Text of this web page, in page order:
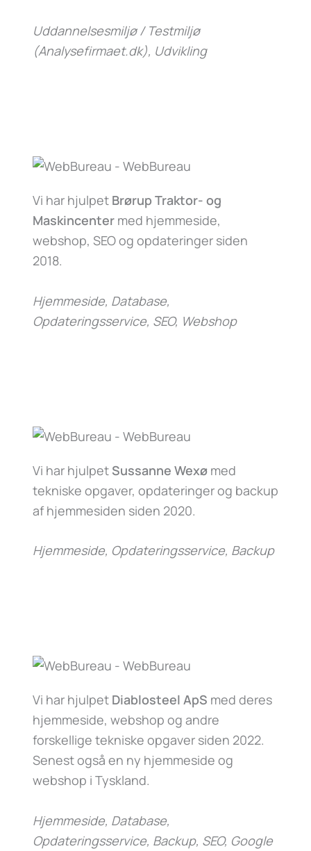
Uddannelsesmiljø / Testmiljø
(Analysefirmaet.dk), Udvikling
Vi har hjulpet Brørup Traktor- og
Maskincenter med hjemmeside,
webshop, SEO og opdateringer siden
2018.
Hjemmeside, Database,
Opdateringsservice, SEO, Webshop
Vi har hjulpet Sussanne Wexø med
tekniske opgaver, opdateringer og backup
af hjemmesiden siden 2020.
Hjemmeside, Opdateringsservice, Backup
Vi har hjulpet Diablosteel ApS med deres
hjemmeside, webshop og andre
forskellige tekniske opgaver siden 2022.
Senest også en ny hjemmeside og
webshop i Tyskland.
Hjemmeside, Database,
Opdateringsservice, Backup, SEO, Google